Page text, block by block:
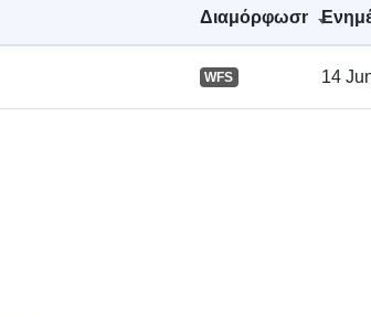
Διαμόρφωση
WFS 14